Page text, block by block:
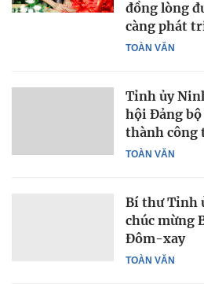
TOÀN VĂN
đồng lòng
càng phát
TOÀN VĂN
Tỉnh ủy
hội Đảng
thành công
TOÀN VĂN
Bí thư Tỉnh
chúc mừng
Đôm-xay